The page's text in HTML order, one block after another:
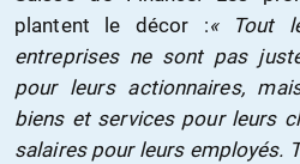
plantent le décor :« Tout
entreprises ne sont pas
pour leurs actionnaires,
biens et services pour leurs
salaires pour leurs employés.